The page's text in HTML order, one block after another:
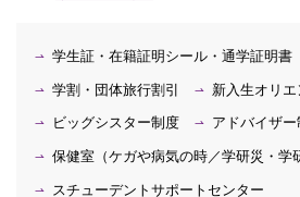
学生証・在籍証明シール・通学証明書
学割・団体旅行割引 新入生オリ
ビッグシスター制度 アドバイザー
保健室（ケガや病気の時／学研災・学
スチューデントサポートセンター